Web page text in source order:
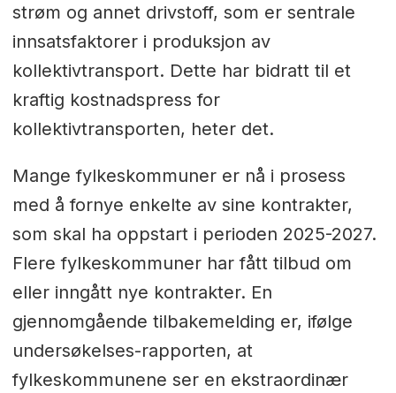
strøm og annet drivstoff, som er sentrale
innsatsfaktorer i produksjon av
kollektivtransport. Dette har bidratt til et
kraftig kostnadspress for
kollektivtransporten, heter det.
Mange fylkeskommuner er nå i prosess
med å fornye enkelte av sine kontrakter,
som skal ha oppstart i perioden 2025-2027.
Flere fylkeskommuner har fått tilbud om
eller inngått nye kontrakter. En
gjennomgående tilbakemelding er, ifølge
undersøkelses-rapporten, at
fylkeskommunene ser en ekstraordinær